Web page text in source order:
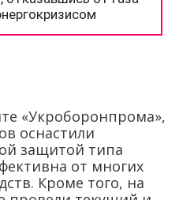
«Укроборонпрома»,
оснастили
защитой типа
от многих
Кроме того, на